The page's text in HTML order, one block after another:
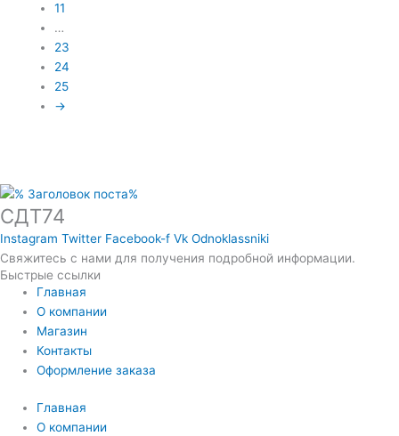
11
…
23
24
25
→
СДТ74
Instagram Twitter Facebook-f Vk Odnoklassniki
Свяжитесь с нами для получения подробной информации.
Быстрые ссылки
Главная
О компании
Магазин
Контакты
Оформление заказа
Главная
О компании